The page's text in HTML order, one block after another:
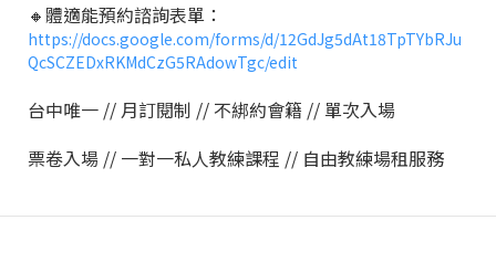
🔸體適能預約諮詢表單：
https://docs.google.com/forms/d/12GdJg5dAt18TpTYbRJu
QcSCZEDxRKMdCzG5RAdowTgc/edit
台中唯一 // 月訂閱制 // 不綁約會籍 // 單次入場
票卷入場 // 一對一私人教練課程 // 自由教練場租服務